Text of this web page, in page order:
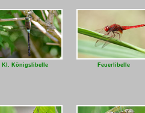
Kl. Königslibelle Feuerlibelle